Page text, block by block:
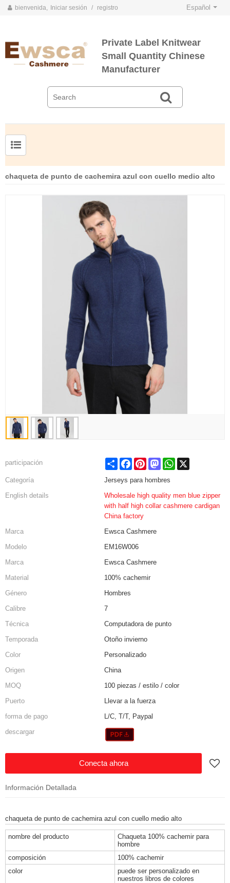
bienvenida, Iniciar sesión / registro Español
Private Label Knitwear
Small Quantity Chinese
Manufacturer
chaqueta de punto de cachemira azul con cuello medio alto
participación Share FacebookPinterestMastodonWhatsApp
Categoría
Jerseys para hombres
English details
Wholesale high quality men blue zipper
with half high collar cashmere cardigan
China factory
Marca
Ewsca Cashmere
Modelo
EM16W006
Marca
Ewsca Cashmere
Material
100% cachemir
Género
Hombres
Calibre
7
Técnica
Computadora de punto
Temporada
Otoño invierno
Color
Personalizado
Origen
China
MOQ
100 piezas / estilo / color
Puerto
Llevar a la fuerza
forma de pago
L/C, T/T, Paypal
descargar
Conecta ahora
Información Detallada
chaqueta de punto de cachemira azul con cuello medio alto
nombre del producto
Chaqueta 100% cachemir para
hombre
composición
100% cachemir
color
puede ser personalizado en
nuestros libros de colores